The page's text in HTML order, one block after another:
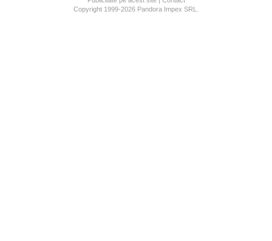
Copyright 1999-2026 Pandora Impex SRL